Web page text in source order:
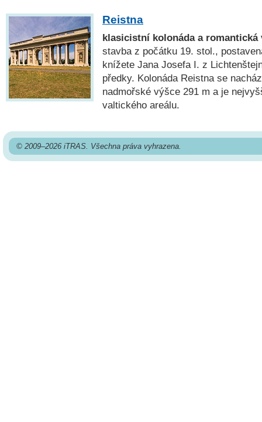
Reistna
klasicistní kolonáda a romantická
stavba z počátku 19. stol.,
knížete Jana Josefa I. z
předky. Kolonáda Reistna se
nadmořské výšce 291 m a je
valtického areálu.
© 2009–2026 iTRAS. Všechna práva vyhrazena.